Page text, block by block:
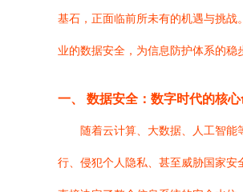
基石，正面临前所未有的机遇与挑战
业的数据安全，为信息防护体系的稳
一、 数据安全：数字时代的核
随着云计算、大数据、人工智
行、侵犯个人隐私、甚至威胁国家安